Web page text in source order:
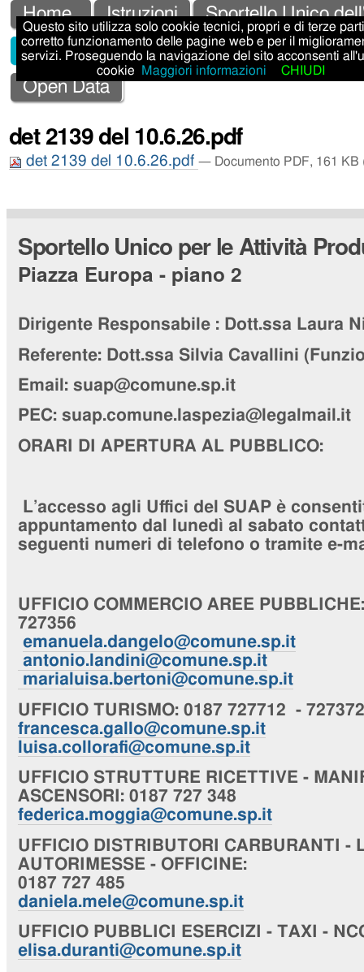
Salta
ai
contenuti.
alla
navigazione
Strumenti
personali
Sezioni
Home Istruzioni
Sportello Unico
Sportello Unico Attività Produttive - SUAP
Open Data
det 2139 del 10.6.26.pdf
det 2139 del 10.6.26.pdf — Documento PDF, 161 KB
Sportello Unico per le Attività
Piazza Europa - piano 2
Dirigente Responsabile :Dott.ssa Laura
Referente: Dott.ssa Silvia Cavallini
Email: suap@comune.sp.it
PEC: suap.comune.laspezia@legalmail.it
ORARI DI APERTURA AL PUBBLICO:
L’accesso agli Uffici del SUAP è
appuntamento dal lunedì al sabato
seguenti numeri di telefono o tramite e-
UFFICIO COMMERCIO AREE PUBBLICHE
727356
emanuela.dangelo@comune.sp.it
antonio.landini@comune.sp.it
marialuisa.bertoni@comune.sp.it
UFFICIO TURISMO: 0187 727712 - 727372
francesca.gallo@comune.sp.it
luisa.collorafi@comune.sp.it
UFFICIO STRUTTURE RICETTIVE -
ASCENSORI : 0187 727 348
federica.moggia@comune.sp.it
UFFICIO DISTRIBUTORI CARBURANTI -
AUTORIMESSE - OFFICINE:
0187 727 485
daniela.mele@comune.sp.it
UFFICIO PUBBLICI ESERCIZI - TAXI -
elisa.duranti@comune.sp.it
Questo sito utilizza solo cookie tecnici, propri e di terze
corretto funzionamento delle pagine web e per il
servizi. Proseguendo la navigazione del sito acconsenti
cookie
Maggiori informazioni CHIUDI